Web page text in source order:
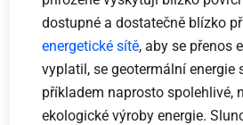
dostupné a dostatečně blízko
energetické sítě, aby se přenos
vyplatil, se geotermální energie
příkladem naprosto spolehlivé,
ekologické výroby energie.